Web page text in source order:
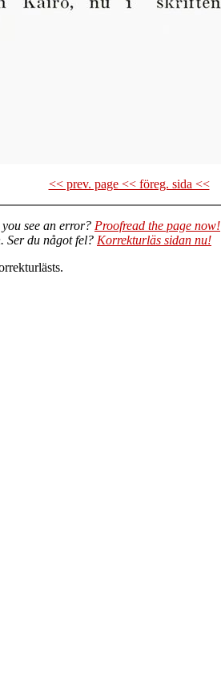
<< prev. page << föreg. sida <<
see an error? Proofread the page now!
Ser du något fel? Korrekturläs sidan nu!